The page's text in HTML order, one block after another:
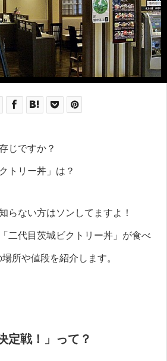
じですか？
トリー丼」は？
らない方はソンしてますよ！
二代目茨城ビクトリー丼」が食べ
所や値段を紹介します。
定戦！」って？